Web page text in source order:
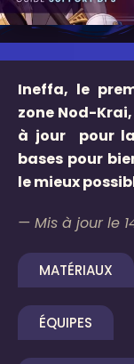
Ineffa, le
zone Nod-
à jour pour
bases pour
le mieux
— Mis à jour le
MATÉRIAUX
ÉQUIPES